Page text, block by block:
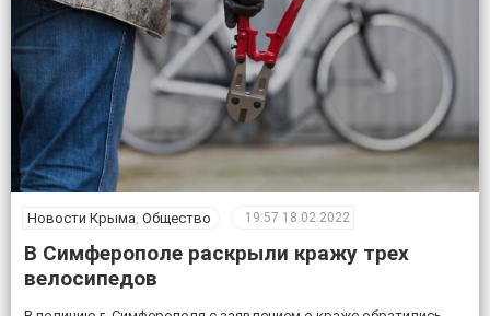
Новости Крыма Общество 19:57 18.02.2022
В Симферополе раскрыли кражу трех
велосипедов